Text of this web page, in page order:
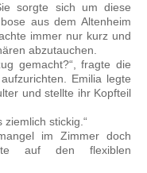
sorgte sich um diese
aus dem Altenheim
immer nur kurz und
abzutauchen.
gemacht?“, fragte die
Emilia legte
und stellte ihr Kopfteil
ziemlich stickig.“
im Zimmer doch
auf den flexiblen